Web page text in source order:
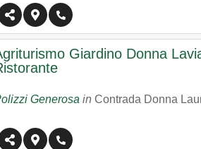
Giardino Donna
Generosa in Contrada Donna